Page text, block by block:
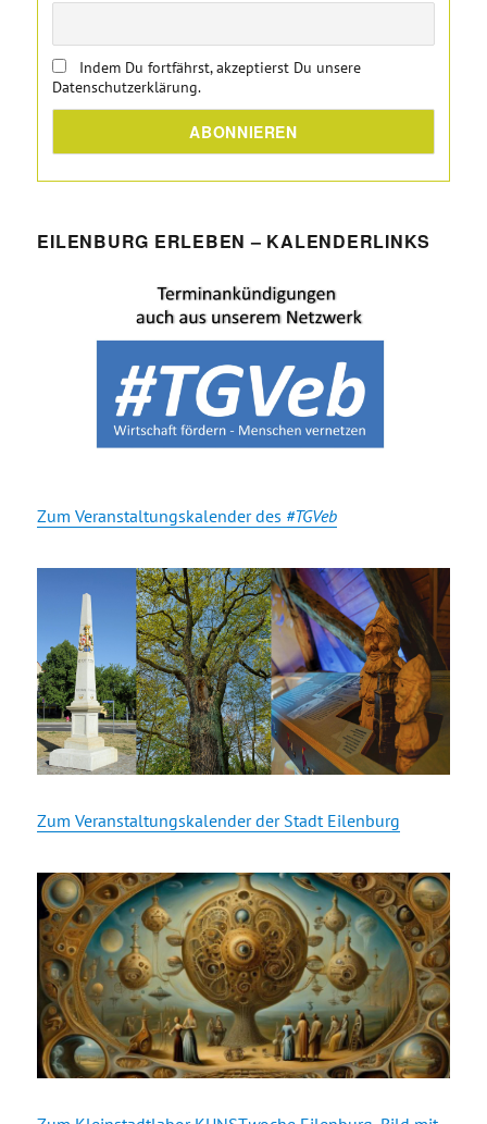
Indem Du fortfährst, akzeptierst Du unsere
Datenschutzerklärung.
EILENBURG ERLEBEN – KALENDERLINKS
Zum Veranstaltungskalender des #TGVeb
Zum Veranstaltungskalender der Stadt Eilenburg